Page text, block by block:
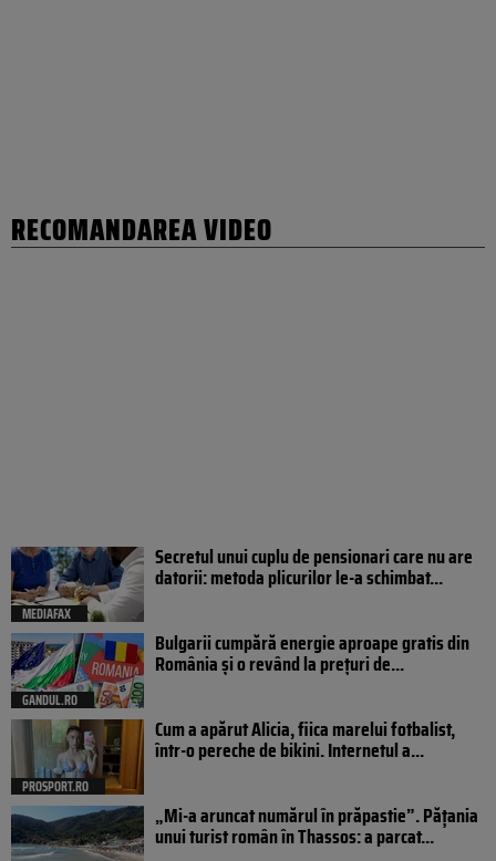
RECOMANDAREA VIDEO
MEDIAFAX
Secretul unui cuplu de pensionari care nu are
datorii: metoda plicurilor le-a schimbat...
GANDUL.RO
Bulgarii cumpără energie aproape gratis din
România și o revând la prețuri de...
PROSPORT.RO
Cum a apărut Alicia, fiica marelui fotbalist,
într-o pereche de bikini. Internetul a...
„Mi-a aruncat numărul în prăpastie”. Pățania
unui turist român în Thassos: a parcat...